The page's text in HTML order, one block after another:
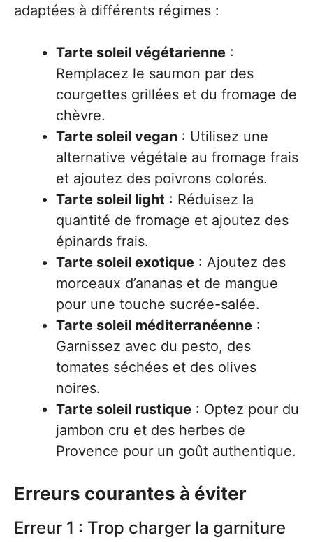
adaptées à différents régimes :
Tarte soleil végétarienne :
Remplacez le saumon par des
courgettes grillées et du fromage de
chèvre.
Tarte soleil vegan : Utilisez une
alternative végétale au fromage frais
et ajoutez des poivrons colorés.
Tarte soleil light : Réduisez la
quantité de fromage et ajoutez des
épinards frais.
Tarte soleil exotique : Ajoutez des
morceaux d’ananas et de mangue
pour une touche sucrée-salée.
Tarte soleil méditerranéenne :
Garnissez avec du pesto, des
tomates séchées et des olives
noires.
Tarte soleil rustique : Optez pour du
jambon cru et des herbes de
Provence pour un goût authentique.
Erreurs courantes à éviter
Erreur 1 : Trop charger la garniture